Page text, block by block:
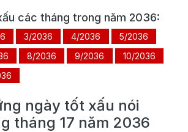
các tháng trong năm 2036:
3/2036 4/2036
5/2036
8/2036 9/2036
10/2036
ngày tốt xấu nói
tháng 17 năm 2036